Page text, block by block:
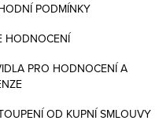
PODMÍNKY
HODNOCENÍ
PRO HODNOCENÍ A
OD KUPNÍ SMLOUVY